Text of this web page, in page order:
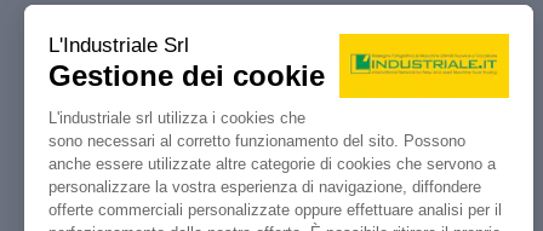
Industriale.it
Il tuo portale di riferimento per
compravendita, aste e liquidazioni di
macchine utensili e macchinari
industriali.